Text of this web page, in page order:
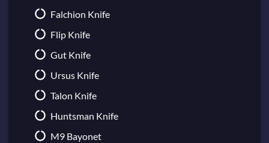
Sport Gloves
Falchion Knife
Flip Knife
Gut Knife
Ursus Knife
Talon Knife
Huntsman Knife
M9 Bayonet